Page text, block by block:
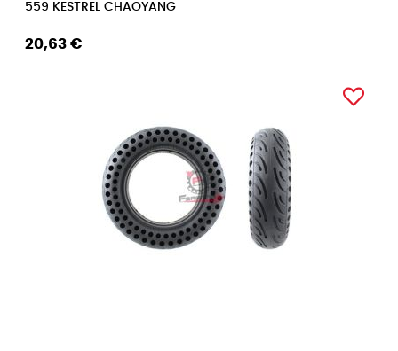
559 KESTREL CHAOYANG
20,63 €